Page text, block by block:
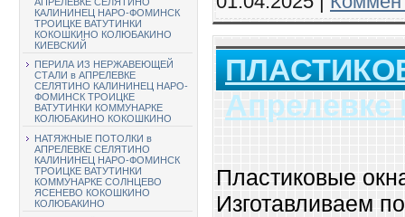
КАЛИНИНЕЦ НАРО-ФОМИНСК
ТРОИЦКЕ ВАТУТИНКИ
КОКОШКИНО КОЛЮБАКИНО
КИЕВСКИЙ
ПЕРИЛА ИЗ НЕРЖАВЕЮЩЕЙ
СТАЛИ в АПРЕЛЕВКЕ
СЕЛЯТИНО КАЛИНИНЕЦ НАРО-
ФОМИНСК ТРОИЦКЕ
ВАТУТИНКИ КОММУНАРКЕ
КОЛЮБАКИНО КОКОШКИНО
НАТЯЖНЫЕ ПОТОЛКИ в
АПРЕЛЕВКЕ СЕЛЯТИНО
КАЛИНИНЕЦ НАРО-ФОМИНСК
ТРОИЦКЕ ВАТУТИНКИ
КОММУНАРКЕ СОЛНЦЕВО
ЯСЕНЕВО КОКОШКИНО
КОЛЮБАКИНО
Апрелевке
Пластиковые
Изготавливаем